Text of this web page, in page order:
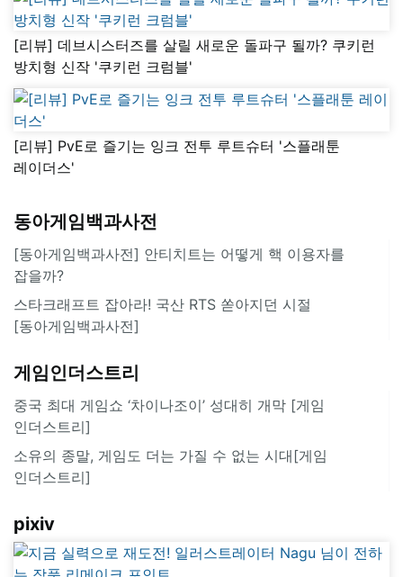
[리뷰] 데브시스터즈를 살릴 새로운 돌파구 될까? 쿠키런
방치형 신작 '쿠키런 크럼블'
[리뷰] PvE로 즐기는 잉크 전투 루트슈터 '스플래툰
레이더스'
동아게임백과사전
[동아게임백과사전] 안티치트는 어떻게 핵 이용자를
잡을까?
스타크래프트 잡아라! 국산 RTS 쏟아지던 시절
[동아게임백과사전]
게임인더스트리
중국 최대 게임쇼 ‘차이나조이’ 성대히 개막 [게임
인더스트리]
소유의 종말, 게임도 더는 가질 수 없는 시대[게임
인더스트리]
pixiv